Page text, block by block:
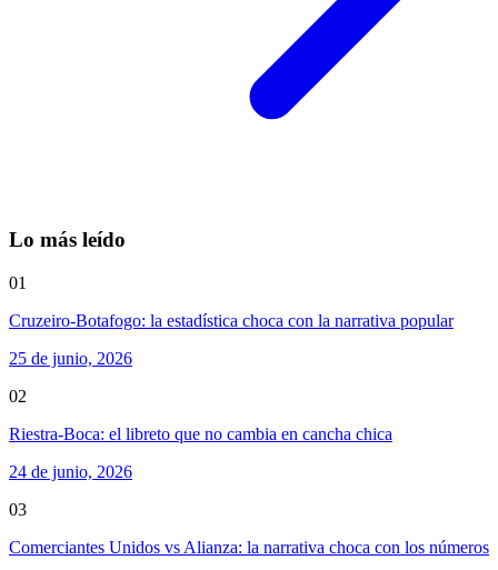
Lo más leído
01
Cruzeiro-Botafogo: la estadística choca con la narrativa popular
25 de junio, 2026
02
Riestra-Boca: el libreto que no cambia en cancha chica
24 de junio, 2026
03
Comerciantes Unidos vs Alianza: la narrativa choca con los números